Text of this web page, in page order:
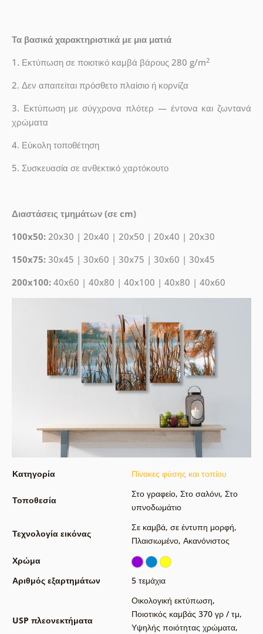
Τα βασικά χαρακτηριστικά με μια ματιά
1. Εκτύπωση σε ποιοτικό καμβά βάρους 280 g/m2
2. Δεν απαιτείται πρόσθετο πλαίσιο ή κορνίζα
3. Εκτύπωση με σύγχρονα πλότερ — έντονα και ζωντανά
χρώματα
4. Εύκολη τοποθέτηση
5. Συσκευασία σε ανθεκτικό χαρτόκουτο
Διαστάσεις τμημάτων (σε cm)
100x50:20x30 | 20x40 | 20x50 | 20x40 | 20x30
150x75:30x45 | 30x60 | 30x75 | 30x60 | 30x45
200x100:40x60 | 40x80 | 40x100 | 40x80 | 40x60
Κατηγορία Πίνακες φύσης και τοπίου
Τοποθεσία
Στο γραφείο, Στο σαλόνι, Στο
υπνοδωμάτιο
Τεχνολογία εικόνας
Σε καμβά, σε έντυπη μορφή,
Πλαισιωμένο, Ακανόνιστος
Χρώμα
Αριθμός εξαρτημάτων
5 τεμάχια
USP πλεονεκτήματα
Οικολογική εκτύπωση,
Ποιοτικός καμβάς 370 γρ / τμ,
Υψηλής ποιότητας χρώματα,